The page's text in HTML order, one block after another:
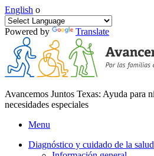
English o
Powered by Translate
Avancemos Juntos Texas: Ayuda para
necesidades especiales
Menu
Diagnóstico y cuidado de la salud